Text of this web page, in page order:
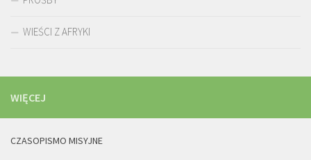
WIEŚCI Z AFRYKI
WIĘCEJ
CZASOPISMO MISYJNE